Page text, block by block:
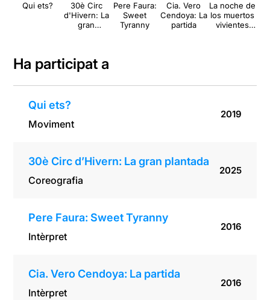
Qui ets?
30è Circ
d'Hivern: La
gran
Pere Faura:
Sweet
Tyranny
Cia. Vero
Cendoya: La
partida
La noche de
los muertos
vivientes
Ha participat a
Qui ets?
Moviment
2019
30è Circ d’Hivern: La gran plantada
Coreografia
2025
Pere Faura: Sweet Tyranny
Intèrpret
2016
Cia. Vero Cendoya: La partida
Intèrpret
2016